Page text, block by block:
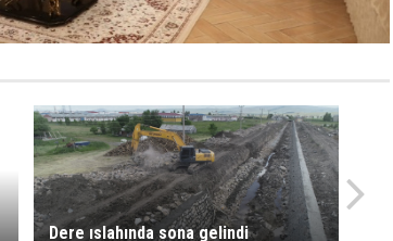
Dere ıslahında sona gelindi